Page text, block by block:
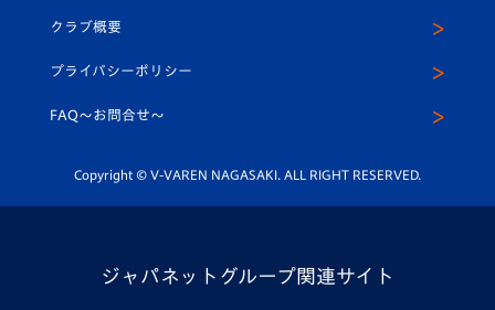
平和祈念活動
ホームタウン活動
スクール
ヴィヴィくんインスタグラム
公式LINE＠
クラブ概要
プライバシーポリシー
FAQ〜お問合せ〜
Copyright © V-VAREN NAGASAKI. ALL RIGHT RESERVED.
ジャパネットグループ関連サイト